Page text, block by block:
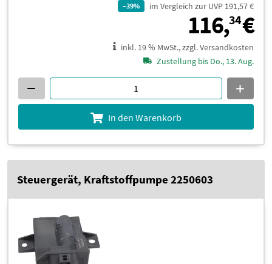
–39% im Vergleich zur UVP 191,57 €
116,34€
inkl. 19 % MwSt., zzgl. Versandkosten
Zustellung bis Do., 13. Aug.
In den Warenkorb
Steuergerät, Kraftstoffpumpe 2250603